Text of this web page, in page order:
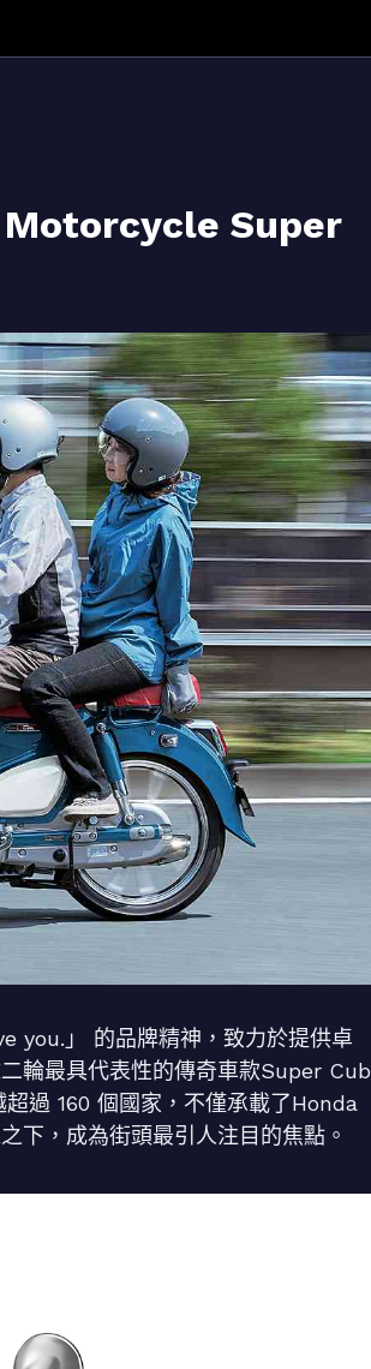
Motorcycle Super
」 的品牌精神，致力於提供卓
輪最具代表性的傳奇車款Super Cub
過 160 個國家，不僅承載了Honda
下，成為街頭最引人注目的焦點。